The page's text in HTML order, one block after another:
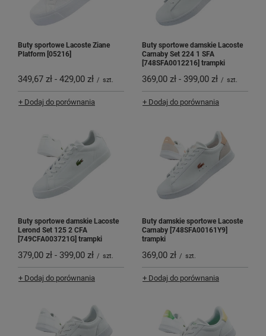
Buty sportowe Lacoste Ziane
Platform [05216]
349,67 zł - 429,00 zł / szt.
+ Dodaj do porównania
Buty sportowe damskie Lacoste
Carnaby Set 224 1 SFA
[748SFA0012216] trampki
369,00 zł - 399,00 zł / szt.
+ Dodaj do porównania
Buty sportowe damskie Lacoste
Lerond Set 125 2 CFA
[749CFA003721G] trampki
379,00 zł - 399,00 zł / szt.
+ Dodaj do porównania
Buty damskie sportowe Lacoste
Carnaby [748SFA00161Y9]
trampki
369,00 zł / szt.
+ Dodaj do porównania